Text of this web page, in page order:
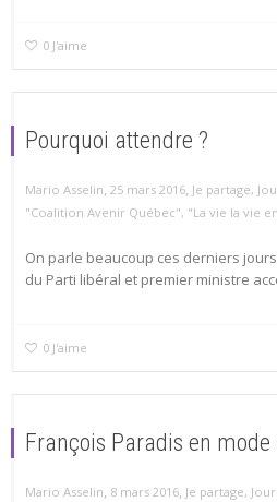
0 J'aime
Pourquoi attendre ?
Mario Asselin 25 mars 2016 Je partage,
"Coalition Avenir Québec", "La vie la vie
On parle beaucoup ces derniers
du Parti libéral et premier ministre
0 J'aime
François Paradis en mode
Mario Asselin, 8 mars 2016, Je partage,